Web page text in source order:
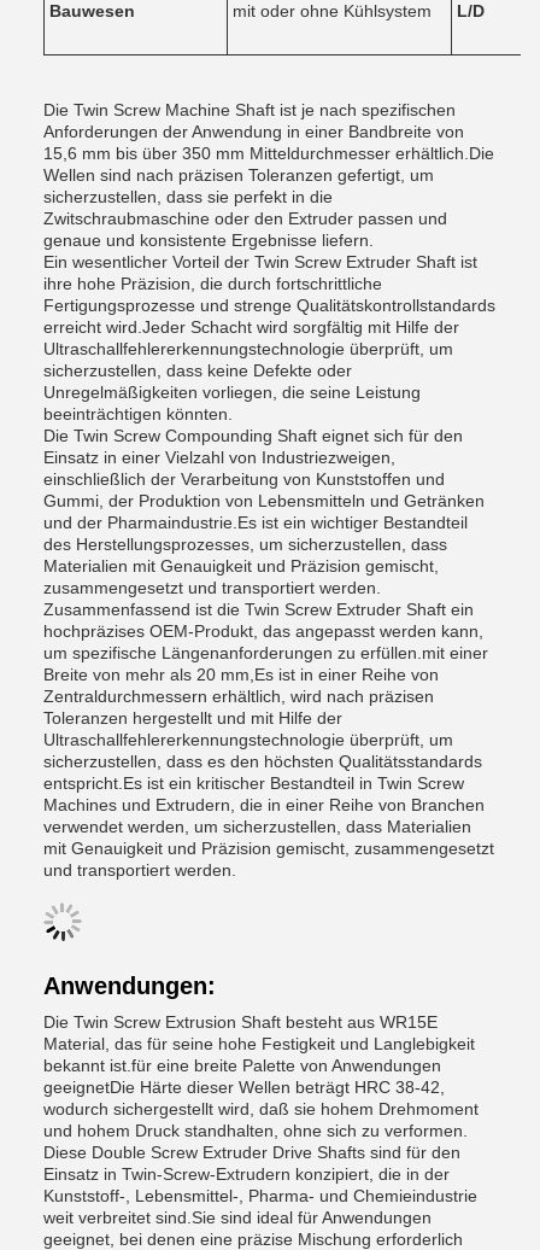
Bauwesen mit oder ohne Kühlsystem L/D
Die Twin Screw Machine Shaft ist je nach spezifischen
Anforderungen der Anwendung in einer Bandbreite von
15,6 mm bis über 350 mm Mitteldurchmesser erhältlich.Die
Wellen sind nach präzisen Toleranzen gefertigt, um
sicherzustellen, dass sie perfekt in die
Zwitschraubmaschine oder den Extruder passen und
genaue und konsistente Ergebnisse liefern.
Ein wesentlicher Vorteil der Twin Screw Extruder Shaft ist
ihre hohe Präzision, die durch fortschrittliche
Fertigungsprozesse und strenge Qualitätskontrollstandards
erreicht wird.Jeder Schacht wird sorgfältig mit Hilfe der
Ultraschallfehlererkennungstechnologie überprüft, um
sicherzustellen, dass keine Defekte oder
Unregelmäßigkeiten vorliegen, die seine Leistung
beeinträchtigen könnten.
Die Twin Screw Compounding Shaft eignet sich für den
Einsatz in einer Vielzahl von Industriezweigen,
einschließlich der Verarbeitung von Kunststoffen und
Gummi, der Produktion von Lebensmitteln und Getränken
und der Pharmaindustrie.Es ist ein wichtiger Bestandteil
des Herstellungsprozesses, um sicherzustellen, dass
Materialien mit Genauigkeit und Präzision gemischt,
zusammengesetzt und transportiert werden.
Zusammenfassend ist die Twin Screw Extruder Shaft ein
hochpräzises OEM-Produkt, das angepasst werden kann,
um spezifische Längenanforderungen zu erfüllen.mit einer
Breite von mehr als 20 mm,Es ist in einer Reihe von
Zentraldurchmessern erhältlich, wird nach präzisen
Toleranzen hergestellt und mit Hilfe der
Ultraschallfehlererkennungstechnologie überprüft, um
sicherzustellen, dass es den höchsten Qualitätsstandards
entspricht.Es ist ein kritischer Bestandteil in Twin Screw
Machines und Extrudern, die in einer Reihe von Branchen
verwendet werden, um sicherzustellen, dass Materialien
mit Genauigkeit und Präzision gemischt, zusammengesetzt
und transportiert werden.
Anwendungen:
Die Twin Screw Extrusion Shaft besteht aus WR15E
Material, das für seine hohe Festigkeit und Langlebigkeit
bekannt ist.für eine breite Palette von Anwendungen
geeignetDie Härte dieser Wellen beträgt HRC 38-42,
wodurch sichergestellt wird, daß sie hohem Drehmoment
und hohem Druck standhalten, ohne sich zu verformen.
Diese Double Screw Extruder Drive Shafts sind für den
Einsatz in Twin-Screw-Extrudern konzipiert, die in der
Kunststoff-, Lebensmittel-, Pharma- und Chemieindustrie
weit verbreitet sind.Sie sind ideal für Anwendungen
geeignet, bei denen eine präzise Mischung erforderlich